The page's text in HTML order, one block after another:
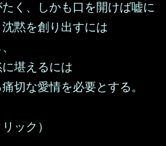
く、しかも口を開けば嘘に
黙を創り出すには
堪えるには
切な愛情を必要とする。
ック）